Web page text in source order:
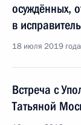
осуждённых,
в
18 июля 2019
Встреча с
Татьяной